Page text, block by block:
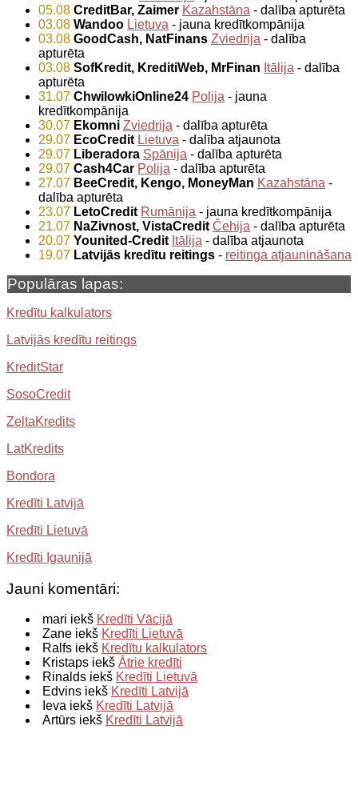
05.08 CreditBar, Zaimer Kazahstāna - dalība apturēta
03.08 Wandoo Lietuva - jauna kredītkompānija
03.08 GoodCash, NatFinans Zviedrija - dalība
apturēta
03.08 SofKredit, KreditiWeb, MrFinan Itālija - dalība
apturēta
31.07 ChwilowkiOnline24 Polija - jauna
kredītkompānija
30.07 Ekomni Zviedrija - dalība apturēta
29.07 EcoCredit Lietuva - dalība atjaunota
29.07 Liberadora Spānija - dalība apturēta
29.07 Cash4Car Polija - dalība apturēta
27.07 BeeCredit, Kengo, MoneyMan Kazahstāna -
dalība apturēta
23.07 LetoCredit Rumānija - jauna kredītkompānija
21.07 NaZivnost, VistaCredit Čehija - dalība apturēta
20.07 Younited-Credit Itālija - dalība atjaunota
19.07 Latvijās kredītu reitings - reitinga atjaunināšana
Populāras lapas:
Kredītu kalkulators
Latvijās kredītu reitings
KreditStar
SosoCredit
ZeltaKredits
LatKredits
Bondora
Kredīti Latvijā
Kredīti Lietuvā
Kredīti Igaunijā
Jauni komentāri:
mari iekš Kredīti Vācijā
Zane iekš Kredīti Lietuvā
Ralfs iekš Kredītu kalkulators
Kristaps iekš Ātrie kredīti
Rinalds iekš Kredīti Lietuvā
Edvins iekš Kredīti Latvijā
Ieva iekš Kredīti Latvijā
Artūrs iekš Kredīti Latvijā